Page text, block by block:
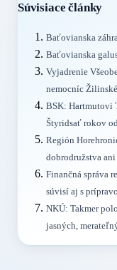
Súvisiace články
Baťovianska
Baťovianska
Vyjadrenie
nemocníc
BSK: Hartmutovi
Štyridsať rokov
Región
dobrodružstva
Finančná správa
súvisí aj s
NKÚ: Takmer
jasných,